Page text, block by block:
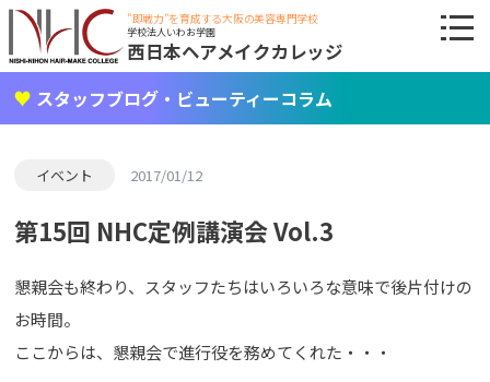
"即戦力"を育成する大阪の美容専門学校
学校法人いわお学園
西日本ヘアメイクカレッジ
スタッフブログ・ビューティーコラム
イベント 2017/01/12
第15回 NHC定例講演会 Vol.3
懇親会も終わり、スタッフたちはいろいろな意味で後片付けの
お時間。
ここからは、懇親会で進行役を務めてくれた・・・